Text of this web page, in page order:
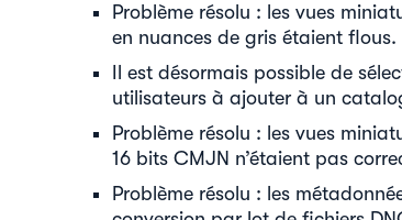
Problème résolu : les vues
en nuances de gris étaient flous.
Il est désormais possible de
utilisateurs à ajouter à un
Problème résolu : les vues
16 bits CMJN n’étaient pas
Problème résolu : les